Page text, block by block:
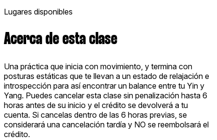
Lugares disponibles
Acerca de esta clase
Una práctica que inicia con movimiento, y termina con
posturas estáticas que te llevan a un estado de relajación e
introspección para así encontrar un balance entre tu Yin y
Yang. Puedes cancelar esta clase sin penalización hasta 6
horas antes de su inicio y el crédito se devolverá a tu
cuenta. Si cancelas dentro de las 6 horas previas, se
considerará una cancelación tardía y NO se reembolsará el
crédito.